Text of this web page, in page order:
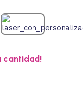
cantidad!